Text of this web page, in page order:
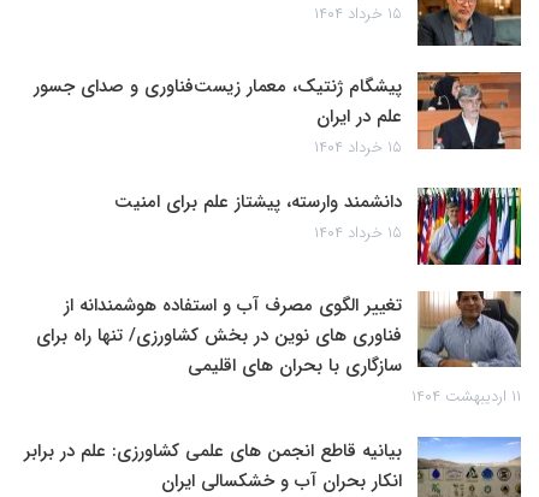
۱۵ خرداد ۱۴۰۴
پیشگام ژنتیک، معمار زیست‌فناوری و صدای جسور
علم در ایران
۱۵ خرداد ۱۴۰۴
دانشمند وارسته، پیشتاز علم برای امنیت
۱۵ خرداد ۱۴۰۴
تغییر الگوی مصرف آب و استفاده هوشمندانه از
فناوری های نوین در بخش کشاورزی/ تنها راه برای
سازگاری با بحران های اقلیمی
۱۱ اردیبهشت ۱۴۰۴
بیانیه قاطع انجمن های علمی کشاورزی: علم در برابر
انکار بحران آب و خشکسالی ایران